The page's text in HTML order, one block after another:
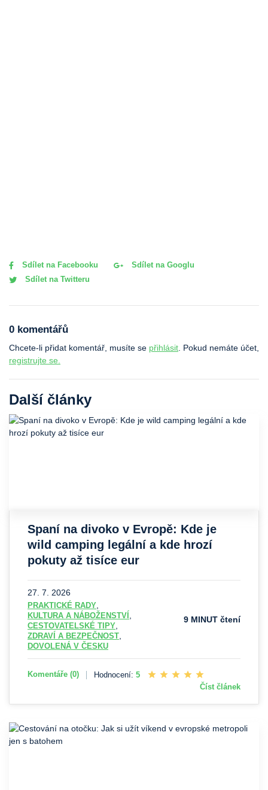
Sdílet na Facebooku
Sdílet na Googlu
Sdílet na Twitteru
0 komentářů
Chcete-li přidat komentář, musíte se přihlásit. Pokud nemáte účet,
registrujte se.
Další články
Spaní na divoko v Evropě: Kde je
wild camping legální a kde hrozí
pokuty až tisíce eur
Zapadá slunce, kolem šumí les a před vámi se třpytí
nádherné jezero. Stavíte stan na romantickém místě a
těšíte se na klidnou noc. Jenže co je v jedné evropské
zemi dovoleno, je v ...
27. 7. 2026
PRAKTICKÉ RADY,
KULTURA A NÁBOŽENSTVÍ ,
CESTOVATELSKÉ TIPY,
ZDRAVÍ A BEZPEČNOST,
DOVOLENÁ V ČESKU
9 MINUT čtení
Komentáře (0) Hodnocení: 5
Číst článek